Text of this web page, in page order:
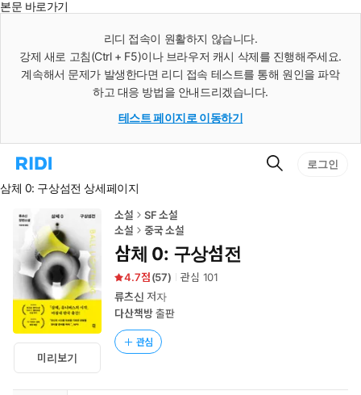
본문 바로가기
리디 접속이 원활하지 않습니다.
강제 새로 고침(Ctrl + F5)이나 브라우저 캐시 삭제를 진행해주세요.
계속해서 문제가 발생한다면 리디 접속 테스트를 통해 원인을 파악
하고 대응 방법을 안내드리겠습니다.
테스트 페이지로 이동하기
리
홈
로
이
검
로그인
삼체 0: 구상섬전 상세페이지
미리보기
소설
SF 소설
소설
중국 소설
삼체 0: 구상섬전
4.7 (57) 관심 101
류츠신 저자
다산책방출판
관심